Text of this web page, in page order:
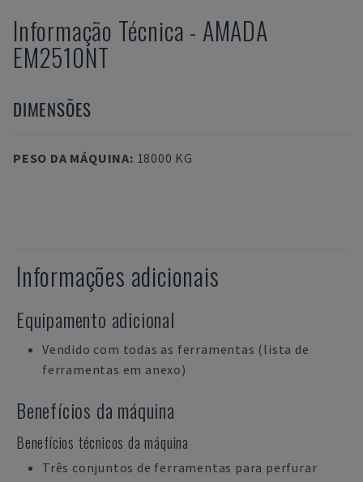
Informação Técnica - AMADA
EM2510NT
DIMENSÕES
PESO DA MÁQUINA: 18000 KG
Informações adicionais
Equipamento adicional
Vendido com todas as ferramentas (lista de
ferramentas em anexo)
Benefícios da máquina
Benefícios técnicos da máquina
Três conjuntos de ferramentas para perfurar